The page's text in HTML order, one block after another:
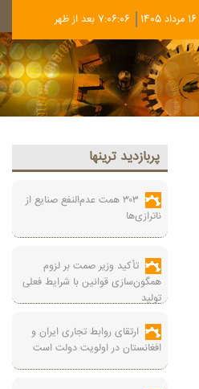
7:06:07 بعد از ظهر
پربازديد ترينها
۳۰۳ همت عدم‌النفع صنایع از
ناترازی‌ها
تأکید وزیر صمت بر لزوم
همگون‌سازی قوانین با شرایط فعلی
تولید
ارتقای روابط تجاری ایران و
افغانستان در اولویت دولت است